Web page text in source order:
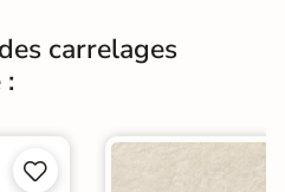
carrelages

